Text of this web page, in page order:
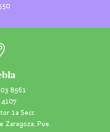
8561
4107
1a Secc
Zaragoza, Pue.